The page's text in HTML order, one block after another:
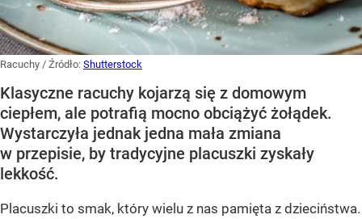
Racuchy / Źródło: Shutterstock
Klasyczne racuchy kojarzą się z domowym
ciepłem, ale potrafią mocno obciążyć żołądek.
Wystarczyła jednak jedna mała zmiana
w przepisie, by tradycyjne placuszki zyskały
lekkość.
Placuszki to smak, który wielu z nas pamięta z dzieciństwa.